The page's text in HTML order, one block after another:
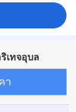
เทจอุบล
า